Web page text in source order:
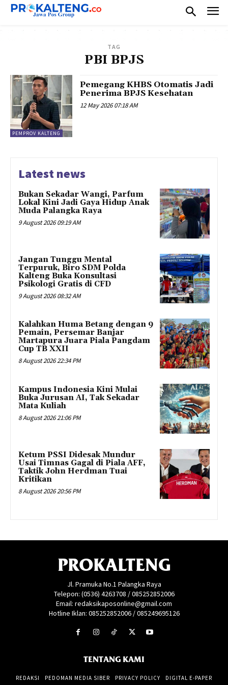
TAG
PBI BPJS
PEMPROV KALTENG
Pemegang KHBS Otomatis Jadi
Penerima BPJS Kesehatan
12 May 2026 07:18 AM
Latest news
Bukan Sekadar Wangi, Parfum
Lokal Kini Jadi Gaya Hidup Anak
Muda Palangka Raya
9 August 2026 09:19 AM
Jangan Tunggu Mental
Terpuruk, Biro SDM Polda
Kalteng Buka Konsultasi
Psikologi Gratis di CFD
9 August 2026 08:32 AM
Kalahkan Huma Betang dengan 9
Pemain, Persemar Banjar
Martapura Juara Piala Pangdam
Cup TB XXII
8 August 2026 22:34 PM
Kampus Indonesia Kini Mulai
Buka Jurusan AI, Tak Sekadar
Mata Kuliah
8 August 2026 21:06 PM
Ketum PSSI Didesak Mundur
Usai Timnas Gagal di Piala AFF,
Taktik John Herdman Tuai
Kritikan
8 August 2026 20:56 PM
PROKALTENG
Jl. Pramuka No.1 Palangka Raya
Telepon: (0536) 4263708 / 085252852006
Email: redaksikaposonline@gmail.com
Hotline Iklan: 085252852006 / 085249695126
TENTANG KAMI
REDAKSI PEDOMAN MEDIA SIBER PRIVACY POLICY DIGITAL E-PAPER